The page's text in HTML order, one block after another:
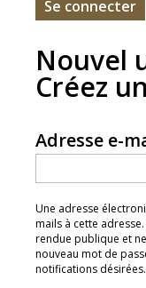
Nouvel
Créez
Adresse e-
Une adresse
mails à cette
rendue publique et
nouveau mot de
notifications désirées.